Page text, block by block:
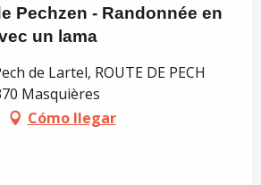
Pechzen - Randonnée en
un lama
de Lartel, ROUTE DE PECH
Masquières
Cómo llegar